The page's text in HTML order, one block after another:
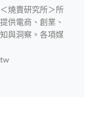
燒賣研究所＞所
供電商、創業、
與洞察。各項媒